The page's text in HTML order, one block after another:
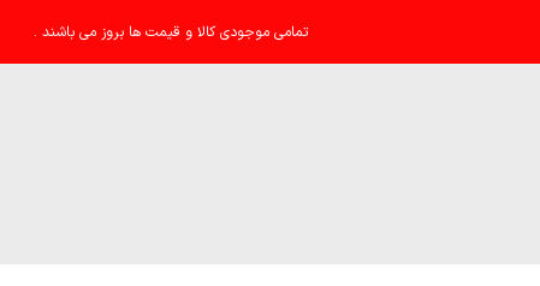
تمامی موجودی کالا و قیمت ها بروز می باشند .